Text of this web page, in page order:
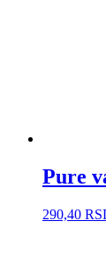
Pure
290,40